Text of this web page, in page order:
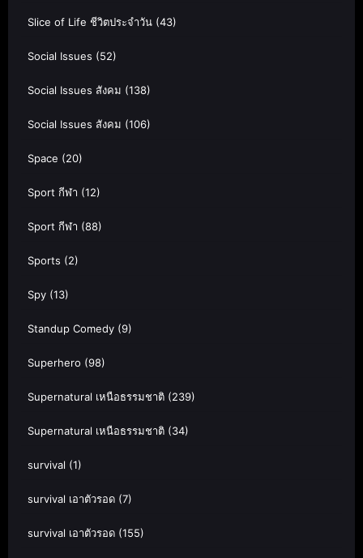
Slice of Life ชีวิตประจำวัน (43)
Social Issues (52)
Social Issues สังคม (138)
Social Issues สังคม (106)
Space (20)
Sport กีฬา (12)
Sport กีฬา (88)
Sports (2)
Spy (13)
Standup Comedy (9)
Superhero (98)
Supernatural เหนือธรรมชาติ (239)
Supernatural เหนือธรรมชาติ (34)
survival (1)
survival เอาตัวรอด (7)
survival เอาตัวรอด (155)